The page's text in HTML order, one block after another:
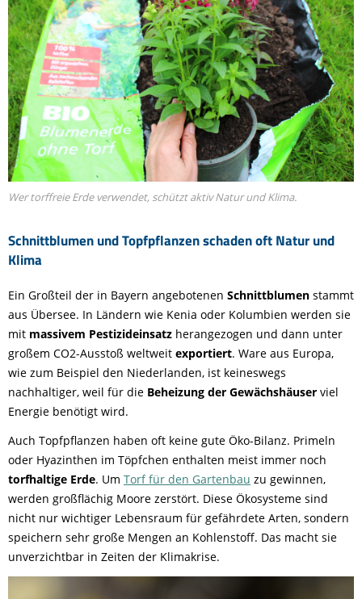
Schnittblumen und Topfpflanzen schaden oft Natur und
Klima
Wer torffreie Erde verwendet, schützt aktiv Natur und Klima.
Ein Großteil der in Bayern angebotenen Schnittblumen stammt
aus Übersee. In Ländern wie Kenia oder Kolumbien werden sie
mit massivem Pestizideinsatz herangezogen und dann unter
großem CO2-Ausstoß weltweit exportiert. Ware aus Europa,
wie zum Beispiel den Niederlanden, ist keineswegs
nachhaltiger, weil für die Beheizung der Gewächshäuser viel
Energie benötigt wird.
Auch Topfpflanzen haben oft keine gute Öko-Bilanz. Primeln
oder Hyazinthen im Töpfchen enthalten meist immer noch
torfhaltige Erde. Um Torf für den Gartenbau zu gewinnen,
werden großflächig Moore zerstört. Diese Ökosysteme sind
nicht nur wichtiger Lebensraum für gefährdete Arten, sondern
speichern sehr große Mengen an Kohlenstoff. Das macht sie
unverzichtbar in Zeiten der Klimakrise.